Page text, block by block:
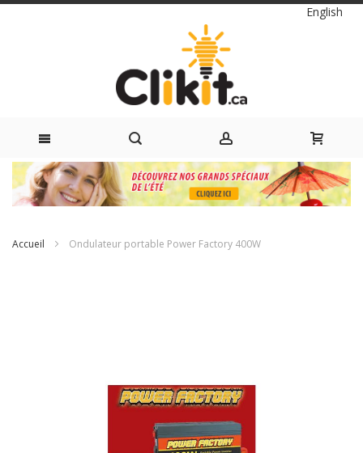
Langue
English
Skip
to
Accueil Ondulateur portable Power Factory 400W